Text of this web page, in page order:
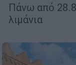
Πάνω από
λιμάνια